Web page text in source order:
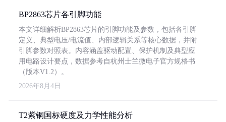
BP2863芯片各引脚功能
本文详细解析BP2863芯片的引脚功能及参数，包括各引脚
定义、典型电压/电流值、内部逻辑关系等核心数据，并附
引脚参数对照表。内容涵盖驱动配置、保护机制及典型应
用电路设计要点，数据参考自杭州士兰微电子官方规格书
（版本V1.2）。
2026年8月4日
T2紫铜国标硬度及力学性能分析